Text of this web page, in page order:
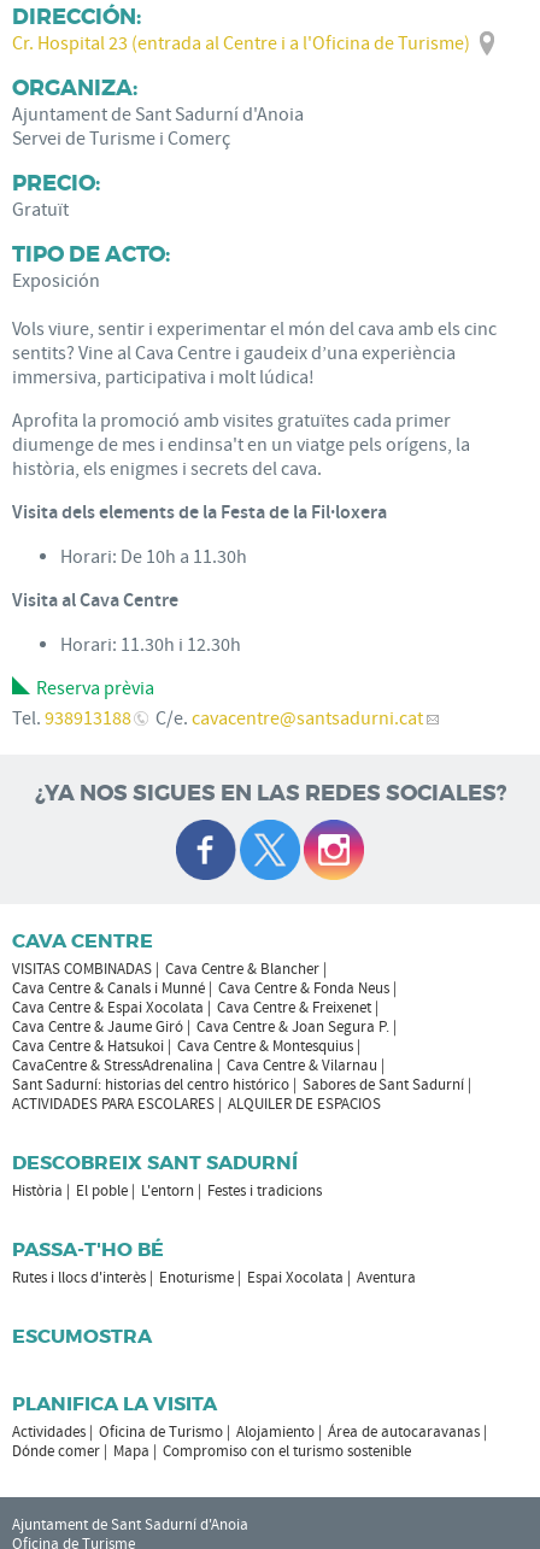
DIRECCIÓN:
Cr. Hospital 23 (entrada al Centre i a l'Oficina de Turisme)
ORGANIZA:
Ajuntament de Sant Sadurní d'Anoia
Servei de Turisme i Comerç
PRECIO:
Gratuït
TIPO DE ACTO:
Exposición
Vols viure, sentir i experimentar el món del cava amb els cinc
sentits? Vine al Cava Centre i gaudeix d’una experiència
immersiva, participativa i molt lúdica!
Aprofita la promoció amb visites gratuïtes cada primer
diumenge de mes i endinsa't en un viatge pels orígens, la
història, els enigmes i secrets del cava.
Visita dels elements de la Festa de la Fil·loxera
Horari: De 10h a 11.30h
Visita al Cava Centre
Horari: 11.30h i 12.30h
Reserva prèvia
Tel. 938913188 C/e. cavacentre@santsadurni.cat
¿YA NOS SIGUES EN LAS REDES SOCIALES?
CAVA CENTRE
VISITAS COMBINADAS
Cava Centre & Blancher
Cava Centre & Canals i Munné
Cava Centre & Fonda Neus
Cava Centre & Espai Xocolata
Cava Centre & Freixenet
Cava Centre & Jaume Giró
Cava Centre & Joan Segura P.
Cava Centre & Hatsukoi
Cava Centre & Montesquius
CavaCentre & StressAdrenalina
Cava Centre & Vilarnau
Sant Sadurní: historias del centro histórico
Sabores de Sant Sadurní
ACTIVIDADES PARA ESCOLARES
ALQUILER DE ESPACIOS
DESCOBREIX SANT SADURNÍ
Història El poble L'entorn Festes i tradicions
PASSA-T'HO BÉ
Rutes i llocs d'interès Enoturisme Espai Xocolata Aventura
ESCUMOSTRA
PLANIFICA LA VISITA
Actividades Oficina de Turismo Alojamiento
Área de autocaravanas
Dónde comer
Mapa Compromiso con el turismo sostenible
Ajuntament de Sant Sadurní d'Anoia
Oficina de Turisme